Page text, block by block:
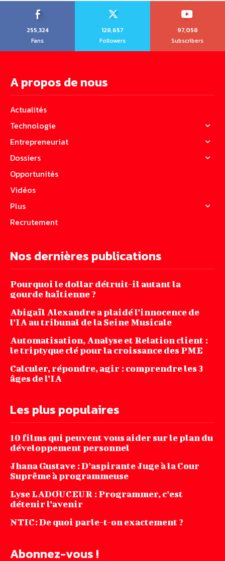
255,324
Fans
128,657
Followers
97,058
Subscribers
A propos de nous
Actualités
Technologie
Entrepreneuriat
Dossiers
Opportunités
Vidéos
Plus
Recrutement
Nos dernières publications
Pourquoi le dollar détruit-il autant la
gourde haïtienne ?
Abigaïl Alexandre a plaidé l’innocence de
l’IA au tribunal de la Seine Musicale
Automatisation, Analyse et Relation client :
le triptyque clé pour la croissance des PME
Calculer, répondre, agir : comprendre les 3
âges de l’IA
Les plus populaires
10 films qui peuvent vous aider sur le plan du
développement personnel
Jhana‌ ‌Gustave‌ ‌:‌ ‌D’aspirante‌ ‌Juge‌ ‌à‌ ‌la‌ ‌Cour‌
‌Suprême‌ ‌à ‌programmeuse ‌
Lyse LADOUCEUR : Programmer, c’est
détenir l’avenir
NTIC: De quoi parle-t-on exactement ?
Abonnez-vous !